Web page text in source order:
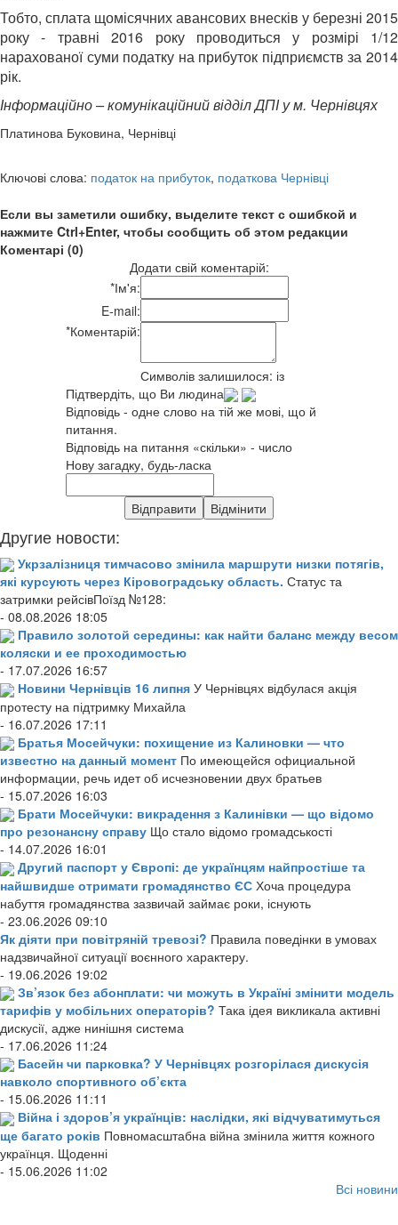
Тобто, сплата щомісячних авансових внесків у березні 2015
року - травні 2016 року проводиться у розмірі 1/12
нарахованої суми податку на прибуток підприємств за 2014
рік.
Інформаційно – комунікаційний відділ ДПІ у м. Чернівцях
Платинова Буковина, Чернівці
Ключові слова: податок на прибуток, податкова Чернівці
Если вы заметили ошибку, выделите текст с ошибкой и
нажмите Ctrl+Enter, чтобы сообщить об этом редакции
Коментарі (0)
Додати свій коментарій:
*Ім'я:
E-mail:
*Коментарій:
Символів залишилося: із
Підтвердіть, що Ви людина
Відповідь - одне слово на тій же мові, що й
питання.
Відповідь на питання «скільки» - число
Нову загадку, будь-ласка
Другие новости:
Укрзалізниця тимчасово змінила маршрути низки потягів,
які курсують через Кіровоградську область. Статус та
затримки рейсівПоїзд №128:
- 08.08.2026 18:05
Правило золотой середины: как найти баланс между весом
коляски и ее проходимостью
- 17.07.2026 16:57
Новини Чернівців 16 липня У Чернівцях відбулася акція
протесту на підтримку Михайла
- 16.07.2026 17:11
Братья Мосейчуки: похищение из Калиновки — что
известно на данный момент По имеющейся официальной
информации, речь идет об исчезновении двух братьев
- 15.07.2026 16:03
Брати Мосейчуки: викрадення з Калинівки — що відомо
про резонансну справу Що стало відомо громадськості
- 14.07.2026 16:01
Другий паспорт у Європі: де українцям найпростіше та
найшвидше отримати громадянство ЄС Хоча процедура
набуття громадянства зазвичай займає роки, існують
- 23.06.2026 09:10
Як діяти при повітряній тревозі? Правила поведінки в умовах
надзвичайної ситуації воєнного характеру.
- 19.06.2026 19:02
Зв’язок без абонплати: чи можуть в Україні змінити модель
тарифів у мобільних операторів? Така ідея викликала активні
дискусії, адже нинішня система
- 17.06.2026 11:24
Басейн чи парковка? У Чернівцях розгорілася дискусія
навколо спортивного об’єкта
- 15.06.2026 11:11
Війна і здоров’я українців: наслідки, які відчуватимуться
ще багато років Повномасштабна війна змінила життя кожного
українця. Щоденні
- 15.06.2026 11:02
Всі новини